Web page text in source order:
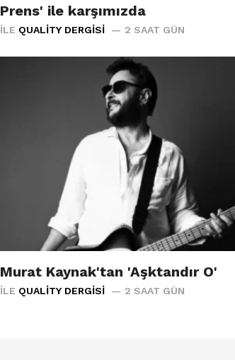
Prens' ile karşımızda
İLE QUALITY DERGISI 2 SAAT GÜN
Murat Kaynak'tan 'Aşktandır O'
İLE QUALITY DERGISI 2 SAAT GÜN